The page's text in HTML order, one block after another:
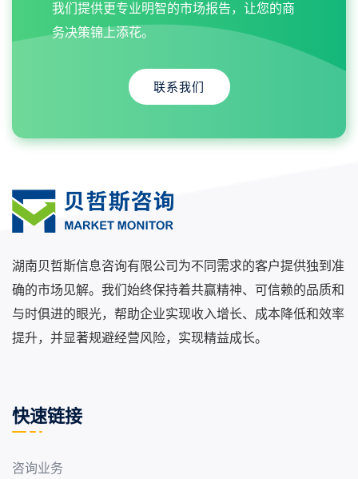
我们提供更专业明智的市场报告，让您的商
务决策锦上添花。
联系我们
湖南贝哲斯信息咨询有限公司为不同需求的客户提供独到准
确的市场见解。我们始终保持着共赢精神、可信赖的品质和
与时俱进的眼光，帮助企业实现收入增长、成本降低和效率
提升，并显著规避经营风险，实现精益成长。
快速链接
咨询业务